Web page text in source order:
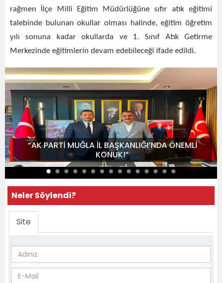
rağmen İlçe Milli Eğitim Müdürlüğüne sıfır atık eğitimi
talebinde bulunan okullar olması halinde, eğitim öğretim
yılı sonuna kadar okullarda ve 1. Sınıf Atık Getirme
Merkezinde eğitimlerin devam edebileceği ifade edildi.
“AK PARTİ MUĞLA İL BAŞKANLIĞI’NDA ÖNEMLİ
KONUK!”
Neler Söylendi?
Site